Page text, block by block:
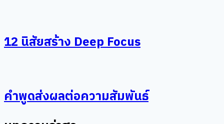
12 นิสัยสร้าง Deep Focus
คำพูดส่งผลต่อความสัมพันธ์